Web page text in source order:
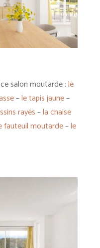
salon moutarde :le
–le tapis jaune–
rayés–la chaise
fauteuil moutarde–le